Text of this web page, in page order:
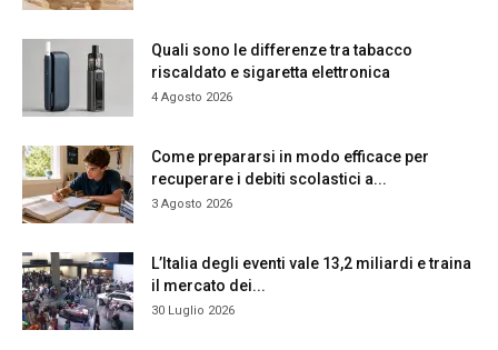
Quali sono le differenze tra tabacco
riscaldato e sigaretta elettronica
4 Agosto 2026
Come prepararsi in modo efficace per
recuperare i debiti scolastici a...
3 Agosto 2026
L’Italia degli eventi vale 13,2 miliardi e traina
il mercato dei...
30 Luglio 2026